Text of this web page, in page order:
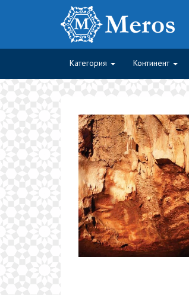
Категория Континент